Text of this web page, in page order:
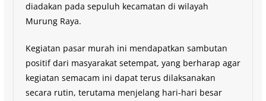
diadakan pada sepuluh kecamatan di wilayah
Murung Raya.
Kegiatan pasar murah ini mendapatkan sambutan
positif dari masyarakat setempat, yang berharap agar
kegiatan semacam ini dapat terus dilaksanakan
secara rutin, terutama menjelang hari-hari besar